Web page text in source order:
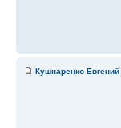
Кушнаренко Евгений